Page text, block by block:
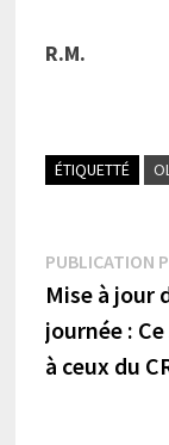
R.M.
ÉTIQUETTÉ
de
l’article
PUBLICATION
Mise à jour
journée :
à ceux du